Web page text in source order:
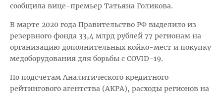
сообщила вице-премьер Татьяна Голикова.
В марте 2020 года Правительство РФ выделило из
резервного фонда 33,4 млрд рублей 77 регионам на
организацию дополнительных койко-мест и покупку
медоборудования для борьбы с COVID-19.
По подсчетам Аналитического кредитного
рейтингового агентства (АКРА), расходы регионов на